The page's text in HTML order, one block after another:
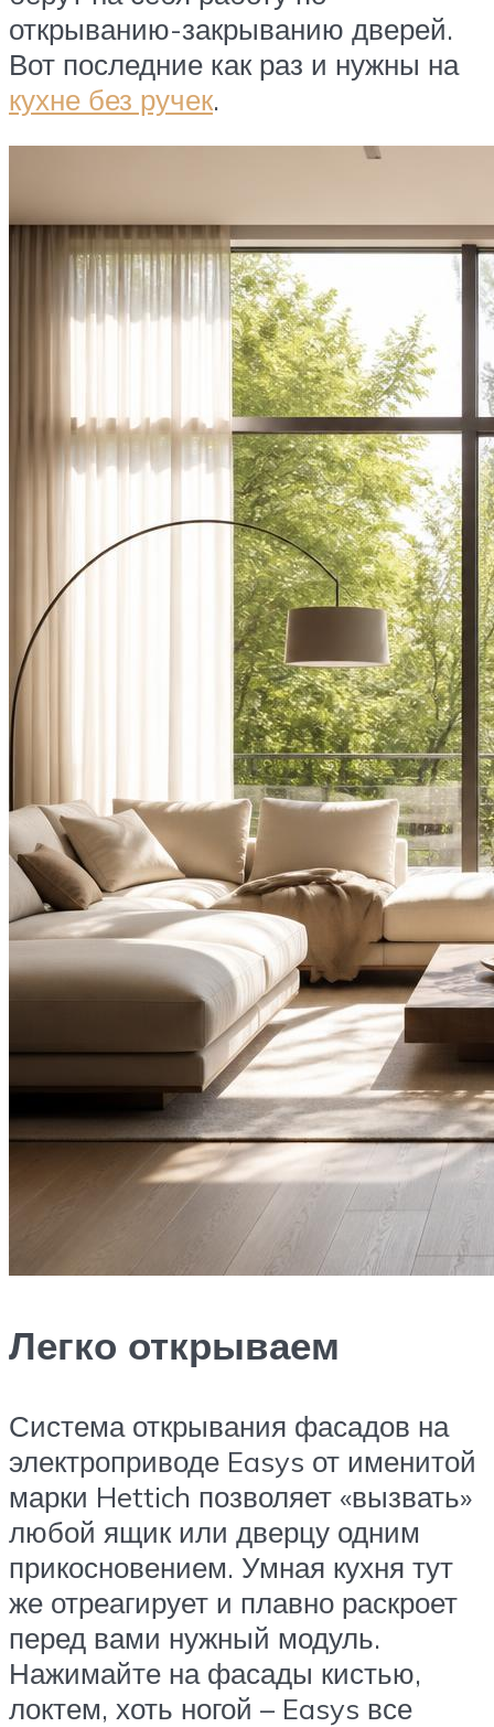
открыванию-закрыванию дверей.
Вот последние как раз и нужны на
кухне без ручек.
Легко открываем
Система открывания фасадов на
электроприводе Easys от именитой
марки Hettich позволяет «вызвать»
любой ящик или дверцу одним
прикосновением. Умная кухня тут
же отреагирует и плавно раскроет
перед вами нужный модуль.
Нажимайте на фасады кистью,
локтем, хоть ногой – Easys все